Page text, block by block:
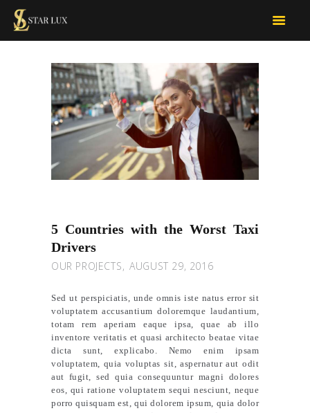
STARLUX CAR SERVICES
limo services
OUR SERVICES
FOR BUSINESS
TOUR D’LUX
CONTACT US
BOOK NOW
QUOTE
5 Countries with the Worst Taxi
Drivers
OUR PROJECTS AUGUST 29, 2016
Sed ut perspiciatis, unde omnis iste natus error sit
voluptatem accusantium doloremque laudantium,
totam rem aperiam eaque ipsa, quae ab illo
inventore veritatis et quasi architecto beatae vitae
dicta sunt, explicabo. Nemo enim ipsam
voluptatem, quia voluptas sit, aspernatur aut odit
aut fugit, sed quia consequuntur magni dolores
eos, qui ratione voluptatem sequi nesciunt, neque
porro quisquam est, qui dolorem ipsum, quia dolor